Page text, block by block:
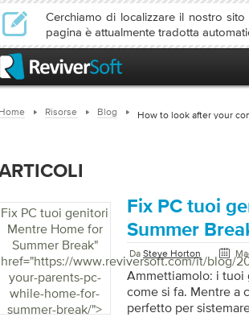
Cerchiamo di localizzare il nostro
pagina è attualmente tradotta
Risorse Blog How to look after your
Fix PC tuoi genitori
Mentre Home for
Summer Break"
href="https://www.reviversoft.com/it/blog/
your-parents-pc-
while-home-for-
summer-break/">
Fix PC tuoi
Summer
Da Steve Horton
Ammettiamolo: i tuoi
come si fa. Mentre a
perfetto per